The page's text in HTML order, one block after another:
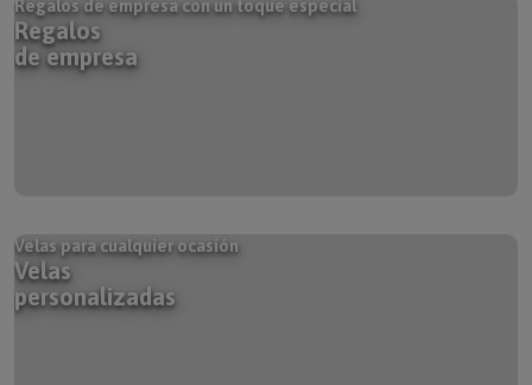
Regalos
de empresa
Velas
personalizadas